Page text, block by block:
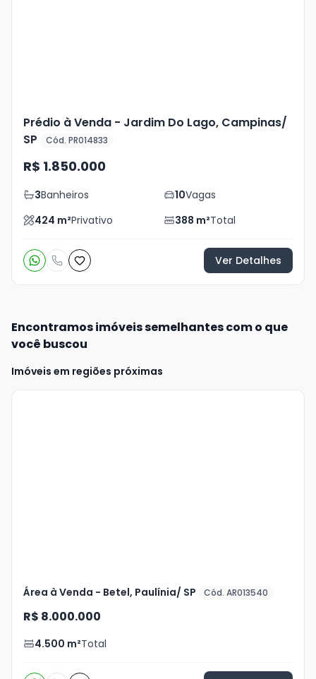
Prédio à Venda - Jardim Do Lago, Campinas/
SP
Cód. PR014833
R$ 1.850.000
3Banheiros 10Vagas
424 m²Privativo 388 m²Total
Ver Detalhes
Encontramos imóveis semelhantes com o que
você buscou
Imóveis em regiões próximas
Área à Venda - Betel, Paulínia/ SP Cód. AR013540
R$ 8.000.000
4.500 m²Total